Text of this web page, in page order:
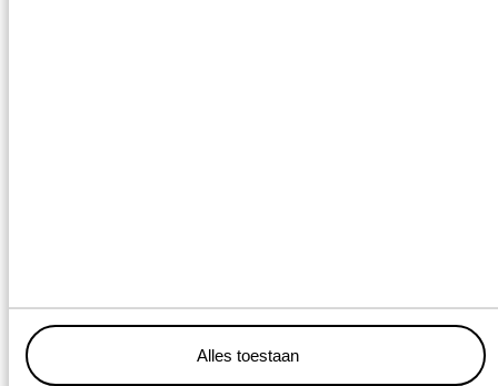
Alles toestaan
Bij Wagenborg Nedlift vind je een uitgebreide vloot mobiele
telescoopkranen, geschikt voor elk type project. Of je nu een